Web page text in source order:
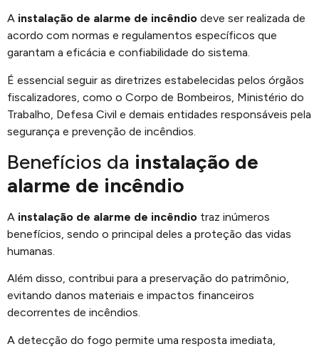
A instalação de alarme de incêndio deve ser realizada de
acordo com normas e regulamentos específicos que
garantam a eficácia e confiabilidade do sistema.
É essencial seguir as diretrizes estabelecidas pelos órgãos
fiscalizadores, como o Corpo de Bombeiros, Ministério do
Trabalho, Defesa Civil e demais entidades responsáveis pela
segurança e prevenção de incêndios.
Benefícios da instalação de
alarme de incêndio
A instalação de alarme de incêndio traz inúmeros
benefícios, sendo o principal deles a proteção das vidas
humanas.
Além disso, contribui para a preservação do patrimônio,
evitando danos materiais e impactos financeiros
decorrentes de incêndios.
A detecção do fogo permite uma resposta imediata,